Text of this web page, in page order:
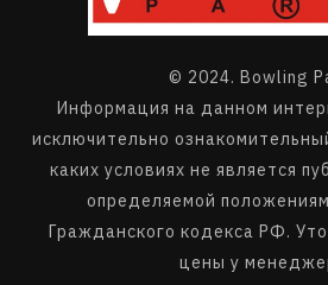
© 2024. Bowling
Информация на данном
исключительно
каких условиях не является
определяемой
Гражданского кодекса РФ.
цены у